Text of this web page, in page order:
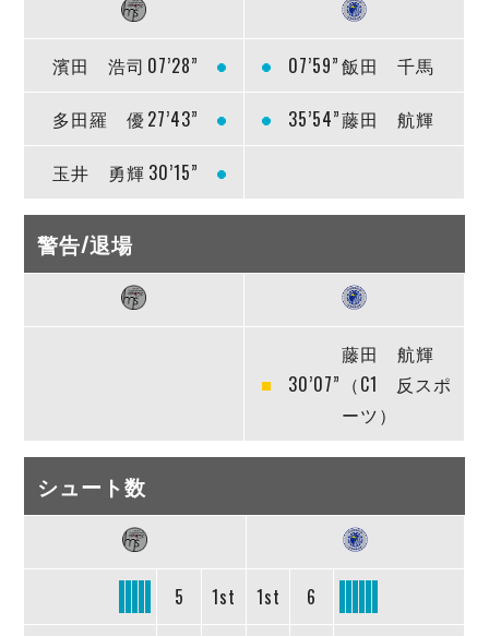
濱田 浩司 07’28” 07’59”飯田 千馬
多田羅 優27’43” 35’54”藤田 航輝
玉井 勇輝 30’15”
警告/退場
30’07”
藤田 航輝
（C1 反スポ
ーツ）
シュート数
5 1st 1st 6